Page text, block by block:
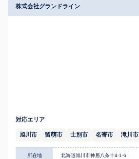
株式会社グランドライン
対応エリア
旭川市 留萌市 士別市 名寄市 滝川市
所在地 北海道旭川市神居八条十4-1-6